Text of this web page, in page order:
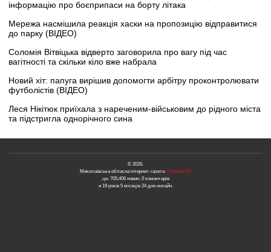
інформацію про боєприпаси на борту літака
Мережа насмішила реакція хаски на пропозицію відправитися
до парку (ВІДЕО)
Соломія Вітвіцька відверто заговорила про вагу під час
вагітності та скільки кіло вже набрала
Новий хіт: папуга вирішив допомогти арбітру проконтролювати
футболістів (ВІДЕО)
Леся Нікітюк приїхала з нареченим-військовим до рідного міста
та підстригла однорічного сина
© 2026.
Миколаївська обласна інтернет-газета«Новини N»
це: 705,406 новин, 0 коментарів
и 19 років 5 місяців 24 дня онлайн.